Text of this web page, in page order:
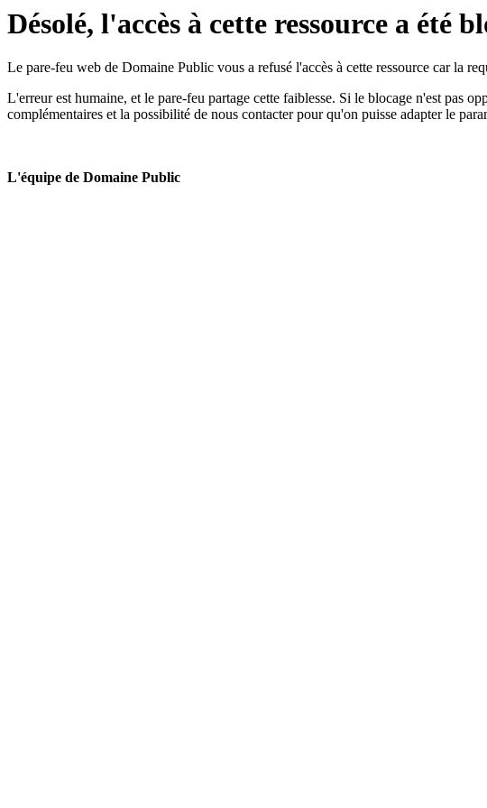
Désolé, l'accès à cette ressource a été
Le pare-feu web de Domaine Public vous a refusé l'accès à cette ressource car la
L'erreur est humaine, et le pare-feu partage cette faiblesse. Si le blocage n'est pas
complémentaires et la possibilité de nous contacter pour qu'on puisse adapter le
L'équipe de Domaine Public